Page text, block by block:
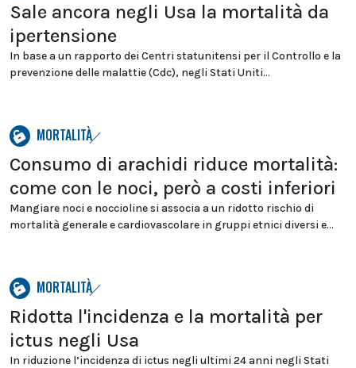
Sale ancora negli Usa la mortalità da
ipertensione
In base a un rapporto dei Centri statunitensi per il Controllo e la
prevenzione delle malattie (Cdc), negli Stati Uniti...
MORTALITÀ
Consumo di arachidi riduce mortalità:
come con le noci, però a costi inferiori
Mangiare noci e noccioline si associa a un ridotto rischio di
mortalità generale e cardiovascolare in gruppi etnici diversi e...
MORTALITÀ
Ridotta l'incidenza e la mortalità per
ictus negli Usa
In riduzione l’incidenza di ictus negli ultimi 24 anni negli Stati